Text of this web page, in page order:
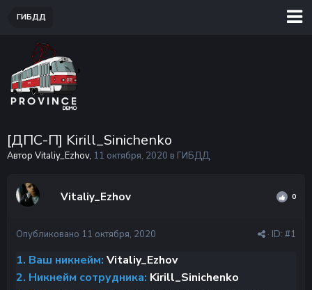
ГИБДД
[ДПС-П] Kirill_Sinichenko
Автор Vitaliy_Ezhov, 11 октября, 2020 в ГИБДД
Vitaliy_Ezhov 0
· ID: #1
Опубликовано 11 октября, 2020
1. Ваш никнейм: Vitaliy_Ezhov
2. Никнейм сотрудника: Kirill_Sinichenko